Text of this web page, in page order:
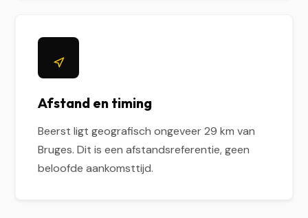
Afstand en timing
Beerst ligt geografisch ongeveer 29 km van
Bruges. Dit is een afstandsreferentie, geen
beloofde aankomsttijd.